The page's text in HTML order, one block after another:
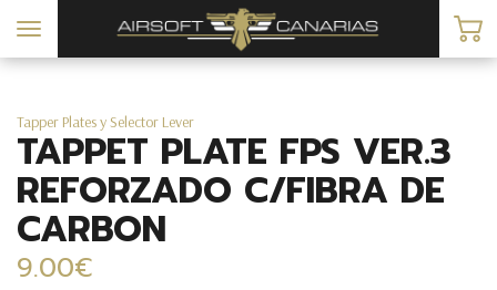
Toggle
navigation
Tapper Plates y Selector Lever
TAPPET PLATE FPS VER.3
REFORZADO C/FIBRA DE
CARBON
9.00€